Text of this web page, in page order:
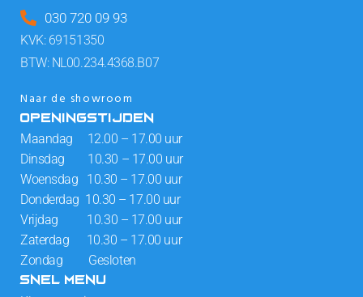
030 720 09 93
KVK: 69151350
BTW: NL00.234.4368.B07
Naar de showroom
OPENINGSTIJDEN
Maandag 12.00 – 17.00 uur
Dinsdag 10.30 – 17.00 uur
Woensdag 10.30 – 17.00 uur
Donderdag 10.30 – 17.00 uur
Vrijdag 10.30 – 17.00 uur
Zaterdag 10.30 – 17.00 uur
Zondag Gesloten
SNEL MENU